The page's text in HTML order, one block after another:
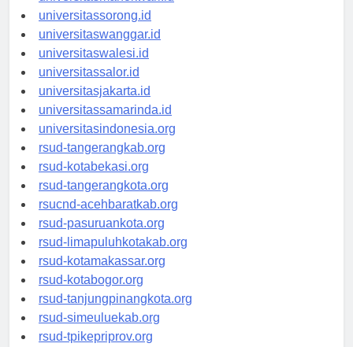
universitasmanokwari.id
universitassorong.id
universitaswanggar.id
universitaswalesi.id
universitassalor.id
universitasjakarta.id
universitassamarinda.id
universitasindonesia.org
rsud-tangerangkab.org
rsud-kotabekasi.org
rsud-tangerangkota.org
rsucnd-acehbaratkab.org
rsud-pasuruankota.org
rsud-limapuluhkotakab.org
rsud-kotamakassar.org
rsud-kotabogor.org
rsud-tanjungpinangkota.org
rsud-simeuluekab.org